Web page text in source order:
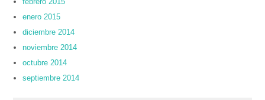
enero 2015
diciembre 2014
noviembre 2014
octubre 2014
septiembre 2014